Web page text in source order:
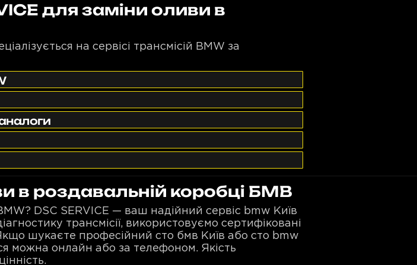
для заміни оливи в
на сервісі трансмісій BMW за
в роздавальній коробці БМВ
DSC SERVICE — ваш надійний сервіс bmw Київ
трансмісії, використовуємо сертифіковані
шукаєте професійний сто бмв Київ або сто bmw
можна онлайн або за телефоном. Якість